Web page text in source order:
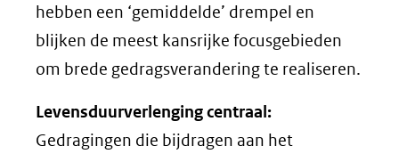
hebben een ‘gemiddelde’ drempel en
blijken de meest kansrijke focusgebieden
om brede gedragsverandering te realiseren.
Levensduurverlenging centraal:
Gedragingen die bijdragen aan het